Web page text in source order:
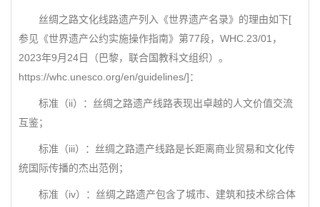
丝绸之路文化线路遗产列入《世界遗产名录》的理由如下[
参见《世界遗产公约实施操作指南》第77段，WHC.23/01，
2023年9月24日（巴黎，联合国教科文组织）。
https://whc.unesco.org/en/guidelines/]：
标准（ii）：丝绸之路遗产线路表现出卓越的人文价值交流
互鉴；
标准（iii）：丝绸之路遗产线路是长距离商业贸易和文化传
统国际传播的杰出范例；
标准（iv）：丝绸之路遗产包含了城市、建筑和技术综合体